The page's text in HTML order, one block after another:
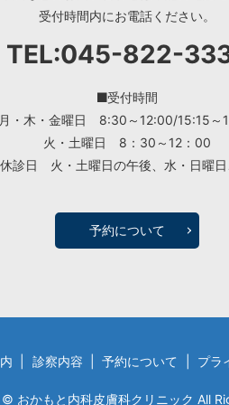
受付時間内にお電話ください。
TEL:045-822-
受付時間
月・木・金曜日
8:30～12:00/15:15～
火・土曜日 8：30～12：00
休診日
火・土曜日の午後、水・日曜日
予約について
診察内容 予約について プラ
おかもと内科皮膚科クリニック All